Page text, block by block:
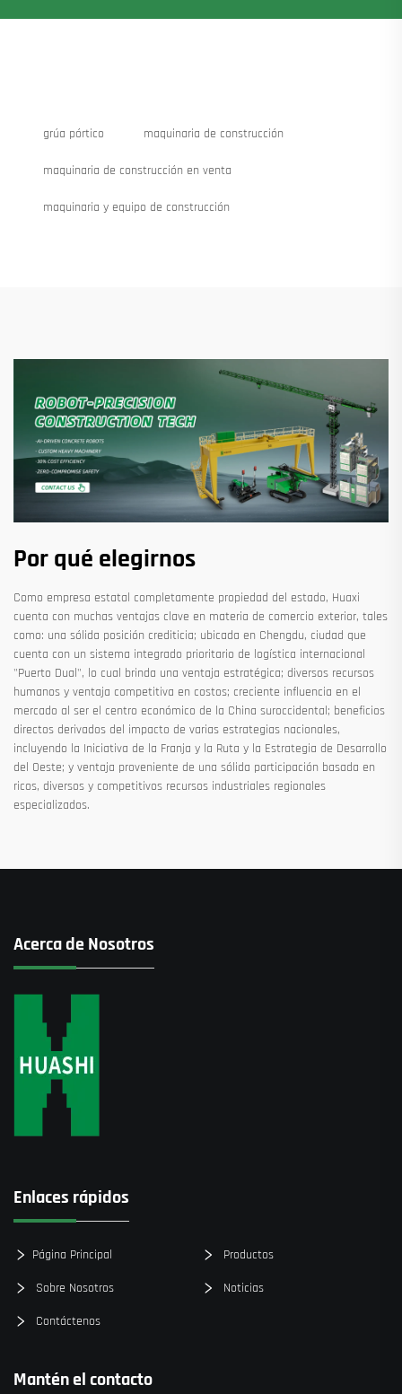
grúa pórtico maquinaria de construcción
maquinaria de construcción en venta
maquinaria y equipo de construcción
Por qué elegirnos
Como empresa estatal completamente propiedad del estado, Huaxi
cuenta con muchas ventajas clave en materia de comercio exterior, tales
como: una sólida posición crediticia; ubicada en Chengdu, ciudad que
cuenta con un sistema integrado prioritario de logística internacional
"Puerto Dual", lo cual brinda una ventaja estratégica; diversos recursos
humanos y ventaja competitiva en costos; creciente influencia en el
mercado al ser el centro económico de la China suroccidental; beneficios
directos derivados del impacto de varias estrategias nacionales,
incluyendo la Iniciativa de la Franja y la Ruta y la Estrategia de Desarrollo
del Oeste; y ventaja proveniente de una sólida participación basada en
ricos, diversos y competitivos recursos industriales regionales
especializados.
Acerca de Nosotros
Enlaces rápidos
Página Principal Productos
Sobre Nosotros Noticias
Contáctenos
Mantén el contacto